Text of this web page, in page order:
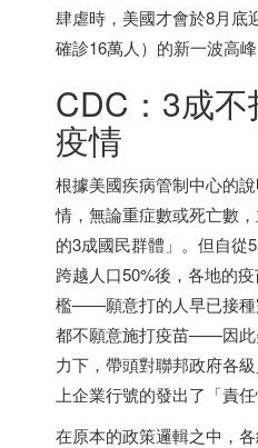
肆虐時，美國才會於8月底
確診16萬人）的新一波高峰
CDC：3成不
疫情
根據美國疾病管制中心的
情，無論重症數或死亡數
的3成國民群體」。但自從
跨越人口50%後，各地的
檻——願意打的人早已接種
都不願意施打疫苗——因此
力下，帶頭對聯邦政府各
上企業行號的發出了「責
在原本的政策邏輯之中，